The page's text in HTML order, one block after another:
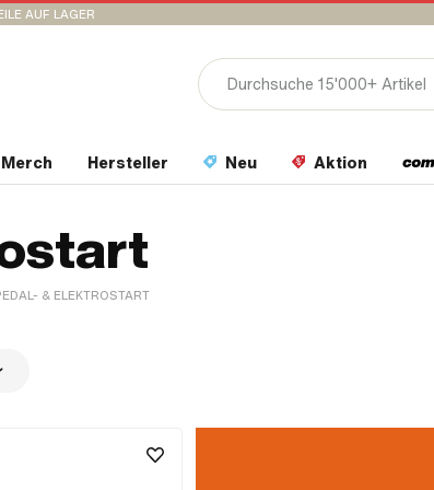
AUF LAGER
Hersteller Neu Aktion
& ELEKTROSTART